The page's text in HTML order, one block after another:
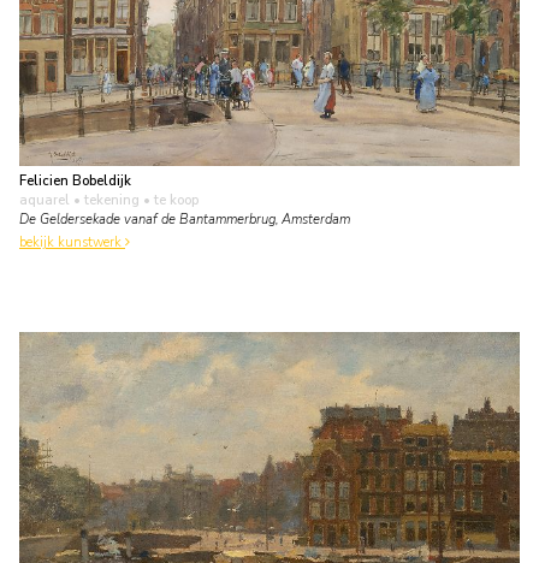
Felicien Bobeldijk
aquarel • tekening • te koop
De Geldersekade vanaf de Bantammerbrug, Amsterdam
bekijk kunstwerk